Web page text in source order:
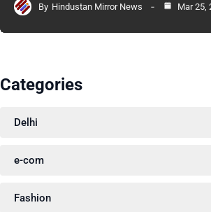
By Hindustan Mirror News Mar 25,
Categories
Delhi
e-com
Fashion